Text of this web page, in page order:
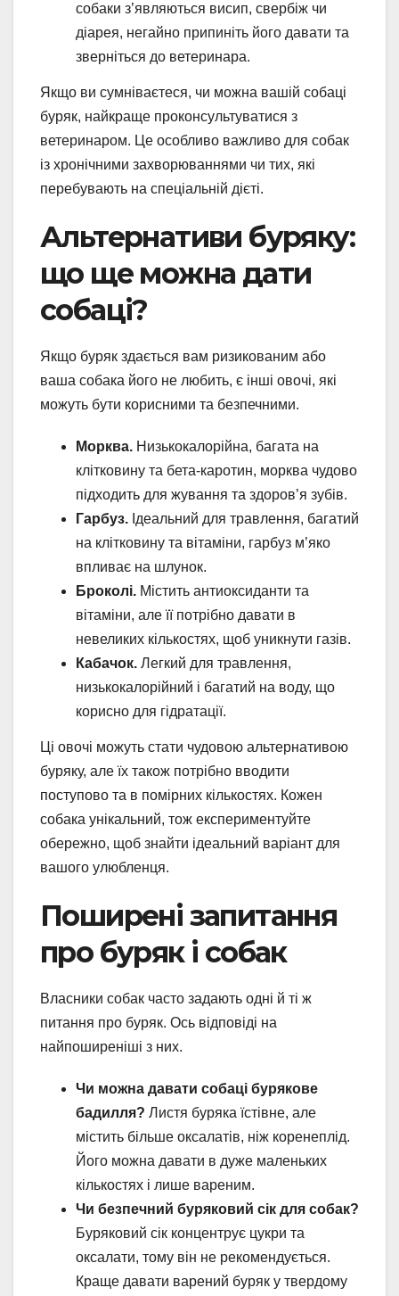
собаки з’являються висип, свербіж чи
діарея, негайно припиніть його давати та
зверніться до ветеринара.
Якщо ви сумніваєтеся, чи можна вашій собаці
буряк, найкраще проконсультуватися з
ветеринаром. Це особливо важливо для собак
із хронічними захворюваннями чи тих, які
перебувають на спеціальній дієті.
Альтернативи буряку:
що ще можна дати
собаці?
Якщо буряк здається вам ризикованим або
ваша собака його не любить, є інші овочі, які
можуть бути корисними та безпечними.
Морква. Низькокалорійна, багата на
клітковину та бета-каротин, морква чудово
підходить для жування та здоров’я зубів.
Гарбуз. Ідеальний для травлення, багатий
на клітковину та вітаміни, гарбуз м’яко
впливає на шлунок.
Броколі. Містить антиоксиданти та
вітаміни, але її потрібно давати в
невеликих кількостях, щоб уникнути газів.
Кабачок. Легкий для травлення,
низькокалорійний і багатий на воду, що
корисно для гідратації.
Ці овочі можуть стати чудовою альтернативою
буряку, але їх також потрібно вводити
поступово та в помірних кількостях. Кожен
собака унікальний, тож експериментуйте
обережно, щоб знайти ідеальний варіант для
вашого улюбленця.
Поширені запитання
про буряк і собак
Власники собак часто задають одні й ті ж
питання про буряк. Ось відповіді на
найпоширеніші з них.
Чи можна давати собаці бурякове
бадилля? Листя буряка їстівне, але
містить більше оксалатів, ніж коренеплід.
Його можна давати в дуже маленьких
кількостях і лише вареним.
Чи безпечний буряковий сік для собак?
Буряковий сік концентрує цукри та
оксалати, тому він не рекомендується.
Краще давати варений буряк у твердому